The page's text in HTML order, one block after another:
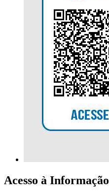
Acesso à Informação